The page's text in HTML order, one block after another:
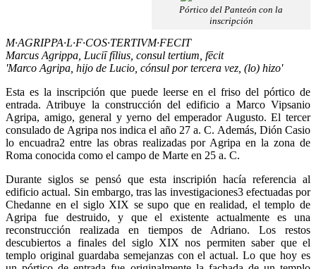
Pórtico del Panteón con la
inscripción
M·AGRIPPA·L·F·COS·TERTIVM·FECIT
Marcus Agrippa, Luciī fīlius, consul tertium, fēcit
'Marco Agripa, hijo de Lucio, cónsul por tercera vez, (lo) hizo'
Esta es la inscripción que puede leerse en el friso del pórtico de
entrada. Atribuye la construcción del edificio a Marco Vipsanio
Agripa, amigo, general y yerno del emperador Augusto. El tercer
consulado de Agripa nos indica el año 27 a. C. Además, Dión Casio
lo encuadra2 entre las obras realizadas por Agripa en la zona de
Roma conocida como el campo de Marte en 25 a. C.
Durante siglos se pensó que esta inscripión hacía referencia al
edificio actual. Sin embargo, tras las investigaciones3 efectuadas por
Chedanne en el siglo XIX se supo que en realidad, el templo de
Agripa fue destruido, y que el existente actualmente es una
reconstrucción realizada en tiempos de Adriano. Los restos
descubiertos a finales del siglo XIX nos permiten saber que el
templo original guardaba semejanzas con el actual. Lo que hoy es